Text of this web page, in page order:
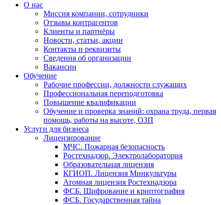
О нас
Миссия компании, сотрудники
Отзывы контрагентов
Клиенты и партнёры
Новости, статьи, акции
Контакты и реквизиты
Сведения об организации
Вакансии
Обучение
Рабочие профессии, должности служащих
Профессиональная переподготовка
Повышение квалификации
Обучение и проверка знаний: охрана труда, первая
помощь, работы на высоте, ОЗП
Услуги для бизнеса
Лицензирование
МЧС. Пожарная безопасность
Ростехнадзор. Электролаборатория
Образовательная лицензия
КГИОП. Лицензия Минкультуры
Атомная лицензия Ростехнадзора
ФСБ. Шифрование и криптография
ФСБ. Государственная тайна